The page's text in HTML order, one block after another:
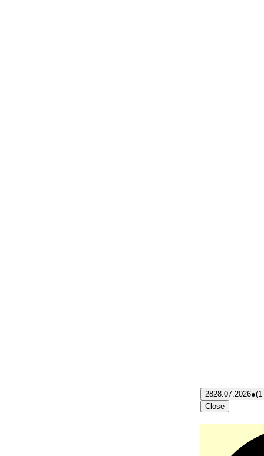
2828.07.2026●(1
Close